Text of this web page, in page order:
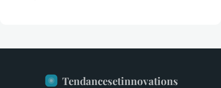
Tendancesetinnovations